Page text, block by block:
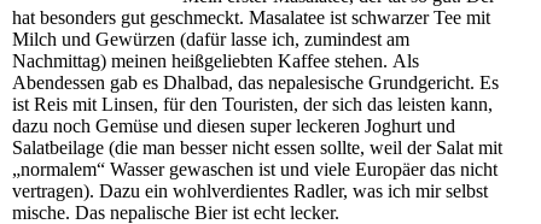
hat besonders gut geschmeckt. Masalatee ist schwarzer Tee mit
Milch und Gewürzen (dafür lasse ich, zumindest am
Nachmittag) meinen heißgeliebten Kaffee stehen. Als
Abendessen gab es Dhalbad, das nepalesische Grundgericht. Es
ist Reis mit Linsen, für den Touristen, der sich das leisten kann,
dazu noch Gemüse und diesen super leckeren Joghurt und
Salatbeilage (die man besser nicht essen sollte, weil der Salat mit
„normalem“ Wasser gewaschen ist und viele Europäer das nicht
vertragen). Dazu ein wohlverdientes Radler, was ich mir selbst
mische. Das nepalische Bier ist echt lecker.